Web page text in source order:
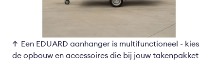
Een EDUARD aanhanger is multifunctioneel - kies
de opbouw en accessoires die bij jouw takenpakket